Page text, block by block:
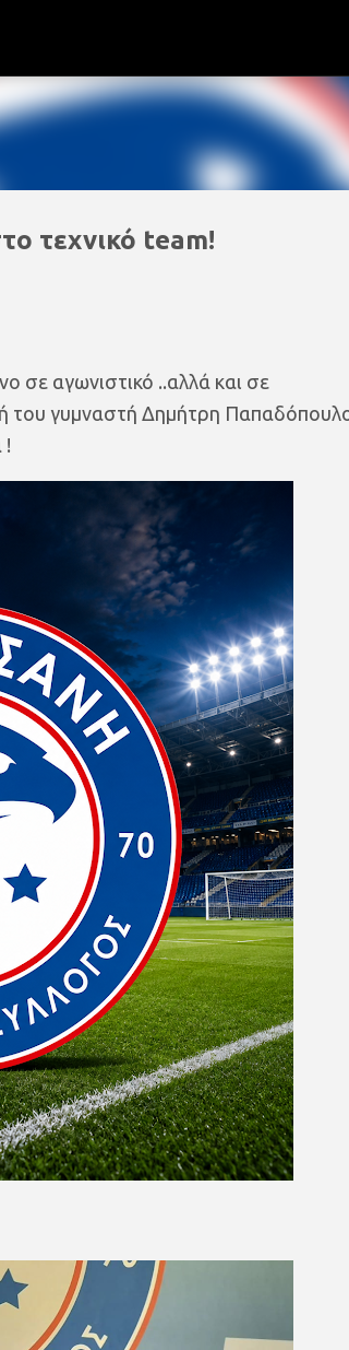
τεχνικό team!
σε αγωνιστικό ..αλλά και σε
του γυμναστή Δημήτρη
!